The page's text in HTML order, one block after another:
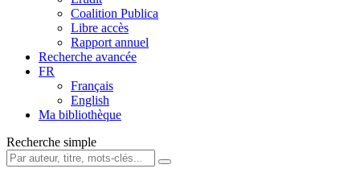
Coalition Publica
Libre accès
Rapport annuel
Recherche avancée
FR
Français
English
Ma bibliothèque
Recherche simple